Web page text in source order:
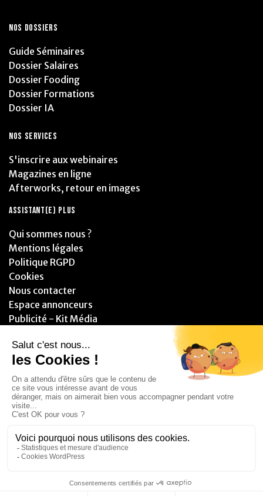
NOS DOSSIERS
Guide Séminaires
Dossier Salaires
Dossier Fooding
Dossier Formations
Dossier IA
NOS SERVICES
S'inscrire aux webinaires
Magazines en ligne
Afterworks, retour en images
ASSISTANT(E) PLUS
Qui sommes nous ?
Mentions légales
Politique RGPD
Cookies
Nous contacter
Espace annonceurs
Publicité - Kit Média
PARTENAIRES
© 2025 - Blitzzz Media - Assistant(e) Plus - Tous droits réservés.